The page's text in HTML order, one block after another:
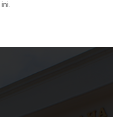
ini.